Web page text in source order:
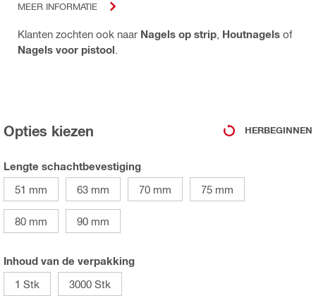
MEER INFORMATIE
Klanten zochten ook naar Nagels op strip Houtnagels of
Nagels voor pistool
Opties kiezen HERBEGINNEN
Lengte schachtbevestiging
51 mm
63 mm 70 mm 75 mm
80 mm 90 mm
Inhoud van de verpakking
1 Stk
3000 Stk